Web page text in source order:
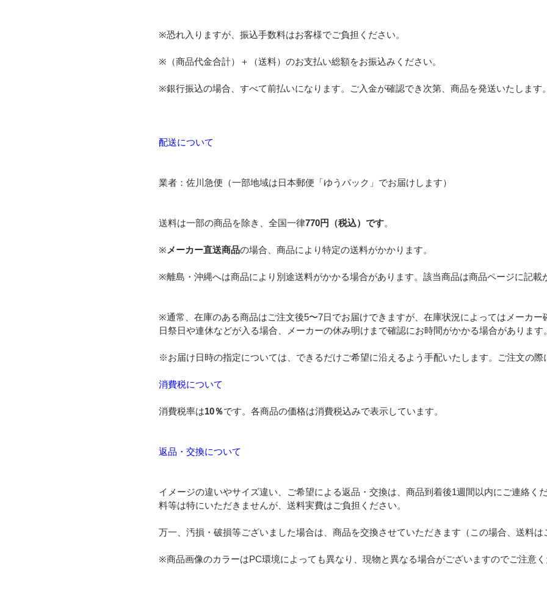
※恐れ入りますが、振込手数料はお客様でご負担ください。
※（商品代金合計）＋（送料）のお支払い総額をお振込みください。
※銀行振込の場合、すべて前払いになります。ご入金が確認でき次第、商品を発送いたします。
配送について
業者：佐川急便（一部地域は日本郵便「ゆうパック」でお届けします）
送料は一部の商品を除き、全国一律770円（税込）です。
※ メーカー直送商品の場合、商品により特定の送料がかかります。
※離島・沖縄へは商品により別途送料がかかる場合があります。該当商品は商品ページに記載
※通常、在庫のある商品はご注文後5〜7日でお届けできますが、在庫状況によってはメーカー
日祭日や連休などが入る場合、メーカーの休み明けまで確認にお時間がかかる場合があります。
※お届け日時の指定については、できるだけご希望に沿えるよう手配いたします。ご注文の際
消費税について
消費税率は10％です。各商品の価格は消費税込みで表示しています。
返品・交換について
イメージの違いやサイズ違い、ご希望による返品・交換は、商品到着後1週間以内にご連絡
料等は特にいただきませんが、送料実費はご負担ください。
万一、汚損・破損等ございました場合は、商品を交換させていただきます（この場合、送料は
※商品画像のカラーはPC環境によっても異なり、現物と異なる場合がございますのでご注意く